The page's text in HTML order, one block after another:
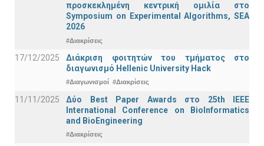
προσκεκλημένη κεντρική ομιλία στο
Symposium on Experimental Algorithms, SEA
2026
#Διακρίσεις
17/12/2025
Διάκριση φοιτητών του τμήματος στο
διαγωνισμό Hellenic University Hack
#Διαγωνισμοί #Διακρίσεις
11/11/2025
Δύο Best Paper Awards στο 25th IEEE
International Conference on BioInformatics
and BioEngineering
#Διακρίσεις